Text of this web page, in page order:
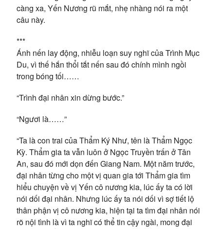
càng xa, Yến Nương rũ mắt, nhẹ nhàng nói ra một
câu này.
***
Ánh nến lay động, nhiễu loạn suy nghĩ của Trình Mục
Du, vì thế hắn thổi tắt nến sau đó chính mình ngồi
trong bóng tối……
“Trình đại nhân xin dừng bước.”
“Ngươi là……”
“Ta là con trai của Thẩm Ký Như, tên là Thẩm Ngọc
Kỳ. Thẩm gia ta vẫn luôn ở Ngọc Truyền trấn ở Tân
An, sau đó mới dọn đến Giang Nam. Một năm trước,
đại nhân từng cho một vị quan gia tới Thẩm gia tìm
hiểu chuyện về vị Yến cô nương kia, lúc ấy ta có lời
nói dối đại nhân. Nhưng lúc ấy ta nói dối vì sợ tiết lộ
thân phận vị cô nương kia, hiện tại ta tìm đại nhân nói
rõ nội tình là vì ta nghĩ có thể tin cậy ngài, mong đại